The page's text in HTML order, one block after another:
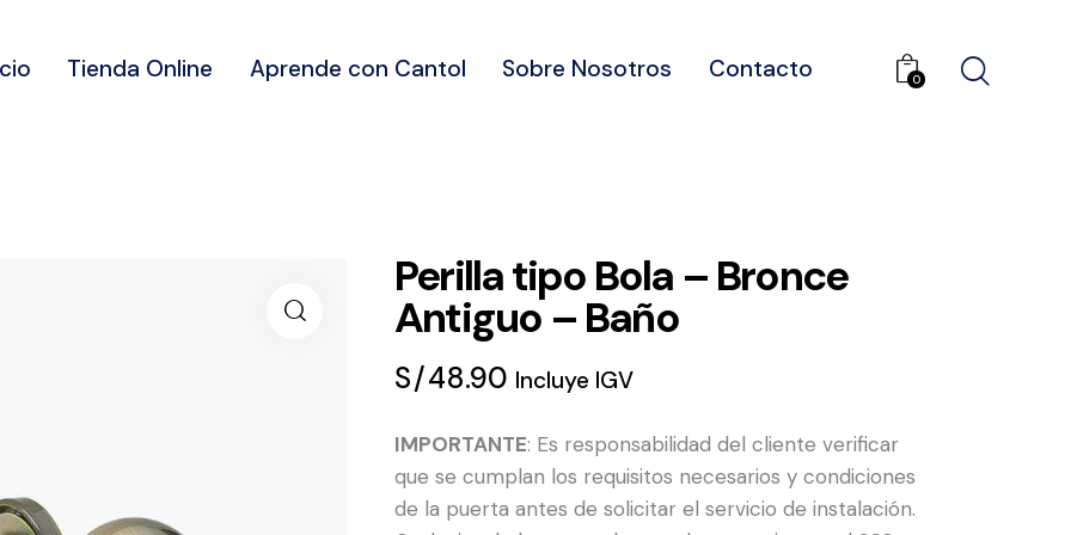
Tienda Online Aprende con Cantol Sobre Nosotros Contacto 0
Perilla tipo Bola – Bronce
Antiguo – Baño
S/48.90 Incluye IGV
IMPORTANTE: Es responsabilidad del cliente verificar
que se cumplan los requisitos necesarios y condiciones
de la puerta antes de solicitar el servicio de instalación.